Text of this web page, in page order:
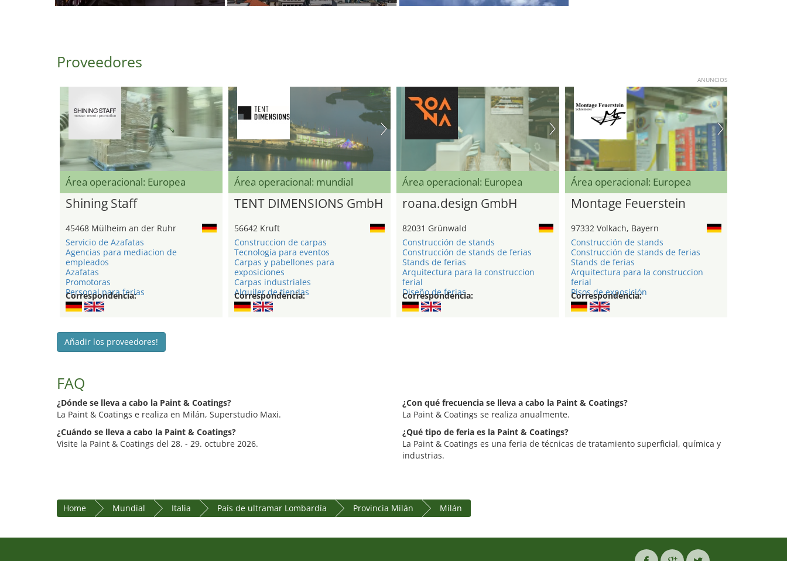
Proveedores
ANUNCIOS
Área operacional: Europea
Shining Staff
45468 Mülheim an der Ruhr
Servicio de Azafatas
Agencias para mediacion de
empleados
Azafatas
Promotoras
Personal para ferias
Correspondencia:
Área operacional: mundial
TENT DIMENSIONS GmbH
56642 Kruft
Construccion de carpas
Tecnología para eventos
Carpas y pabellones para
exposiciones
Carpas industriales
Alquiler de tiendas
Correspondencia:
Área operacional: Europea
roana.design GmbH
82031 Grünwald
Construcción de stands
Construcción de stands de ferias
Stands de ferias
Arquitectura para la construccion
ferial
Diseño de ferias
Correspondencia:
Área operacional: Europea
Montage Feuerstein
97332 Volkach, Bayern
Construcción de stands
Construcción de stands de ferias
Stands de ferias
Arquitectura para la construccion
ferial
Pisos de exposición
Correspondencia:
Añadir los proveedores!
FAQ
¿Dónde se lleva a cabo la Paint & Coatings?
La Paint & Coatings e realiza en Milán, Superstudio Maxi.
¿Cuándo se lleva a cabo la Paint & Coatings?
Visite la Paint & Coatings del 28. - 29. octubre 2026.
¿Con qué frecuencia se lleva a cabo la Paint & Coatings?
La Paint & Coatings se realiza anualmente.
¿Qué tipo de feria es la Paint & Coatings?
La Paint & Coatings es una feria de técnicas de tratamiento superficial, química y
industrias.
Home Mundial Italia País de ultramar Lombardía Provincia Milán Milán